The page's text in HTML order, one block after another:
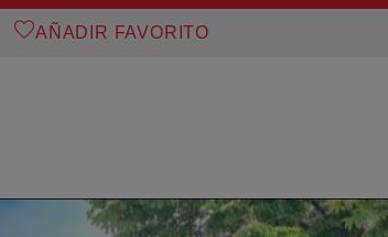
AÑADIR FAVORITO